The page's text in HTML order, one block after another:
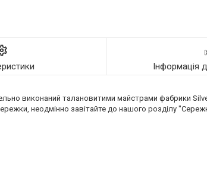
Інформація
виконаний талановитими майстрами фабрики
неодмінно завітайте до нашого розділу